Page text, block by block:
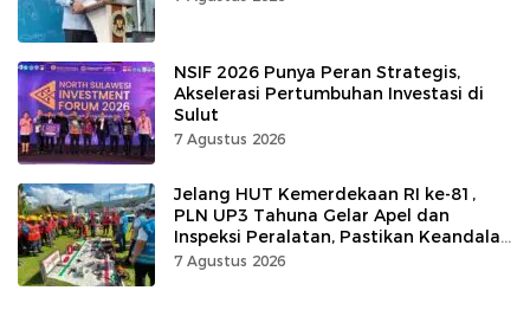
NSIF 2026 Punya Peran Strategis,
Akselerasi Pertumbuhan Investasi di
Sulut
7 Agustus 2026
Jelang HUT Kemerdekaan RI ke-81,
PLN UP3 Tahuna Gelar Apel dan
Inspeksi Peralatan, Pastikan Keandalan
Listrik
7 Agustus 2026